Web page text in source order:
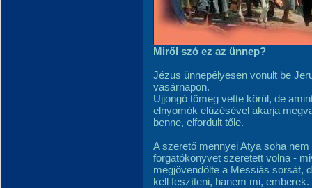
Miről szó ez az ünnep?
Jézus ünnepélyesen vonult be
vasárnapon.
Ujjongó tömeg vette körül, de
elnyomók elűzésével akarja
benne, elfordult tőle.
A szerető mennyei Atya soha
forgatókönyvet szeretett volna -
megjövendölte a Messiás sorsát,
kell feszíteni, hanem mi, emberek.